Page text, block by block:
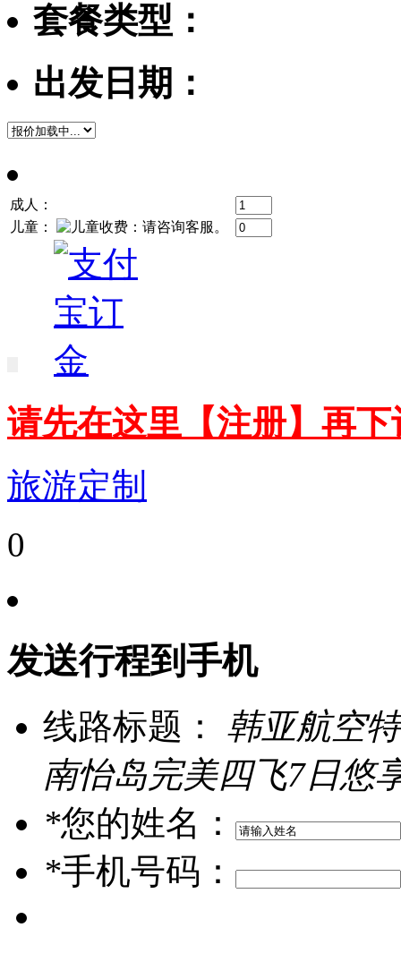
套餐类型：
出发日期：
成人：
儿童：
请先在这里【注册】再下
旅游定制
0
发送行程到手机
线路标题：
韩亚航空
南怡岛完美四飞7日悠
*您的姓名：
*手机号码：